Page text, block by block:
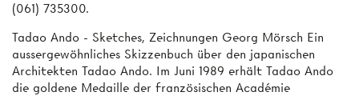
(061) 735300.
Tadao Ando - Sketches, Zeichnungen Georg Mörsch Ein
aussergewöhnliches Skizzenbuch über den japanischen
Architekten Tadao Ando. Im Juni 1989 erhält Tadao Ando
die goldene Medaille der französischen Académie